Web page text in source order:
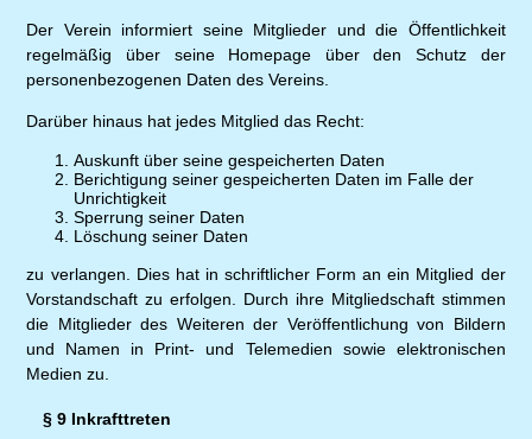
Der Verein informiert seine Mitglieder und die Öffentlichkeit
regelmäßig über seine Homepage über den Schutz der
personenbezogenen Daten des Vereins.
Darüber hinaus hat jedes Mitglied das Recht:
Auskunft über seine gespeicherten Daten
Berichtigung seiner gespeicherten Daten im Falle der
Unrichtigkeit
Sperrung seiner Daten
Löschung seiner Daten
zu verlangen. Dies hat in schriftlicher Form an ein Mitglied der
Vorstandschaft zu erfolgen. Durch ihre Mitgliedschaft stimmen
die Mitglieder des Weiteren der Veröffentlichung von Bildern
und Namen in Print- und Telemedien sowie elektronischen
Medien zu.
§ 9 Inkrafttreten